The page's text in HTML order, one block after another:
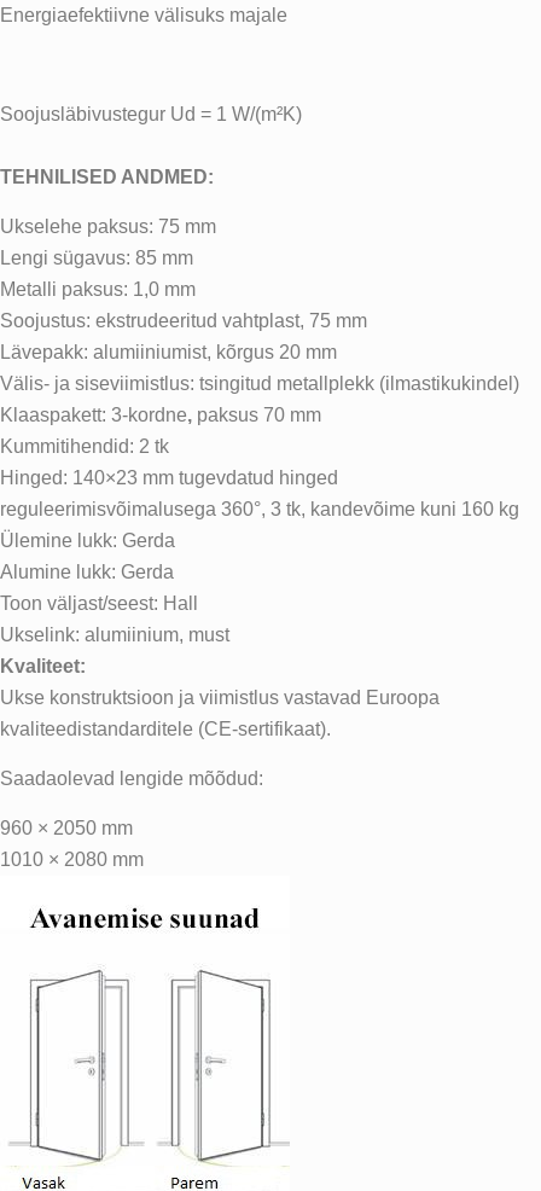
Energiaefektiivne välisuks majale
Soojusläbivustegur Ud = 1 W/(m²K)
TEHNILISED ANDMED:
Ukselehe paksus: 75 mm
Lengi sügavus: 85 mm
Metalli paksus: 1,0 mm
Soojustus: ekstrudeeritud vahtplast, 75 mm
Lävepakk: alumiiniumist, kõrgus 20 mm
Välis- ja siseviimistlus: tsingitud metallplekk (ilmastikukindel)
Klaaspakett: 3-kordne, paksus 70 mm
Kummitihendid: 2 tk
Hinged: 140×23 mm tugevdatud hinged
reguleerimisvõimalusega 360°, 3 tk, kandevõime kuni 160 kg
Ülemine lukk: Gerda
Alumine lukk: Gerda
Toon väljast/seest: Hall
Ukselink: alumiinium, must
Kvaliteet:
Ukse konstruktsioon ja viimistlus vastavad Euroopa
kvaliteedistandarditele (CE-sertifikaat).
Saadaolevad lengide mõõdud:
960 × 2050 mm
1010 × 2080 mm